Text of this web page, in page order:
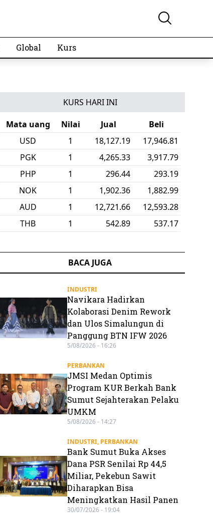
Global Kurs
KURS HARI INI
Mata uang
Nilai Jual
Beli
USD
1 18,127.19
17,946.81
PGK
1 4,265.33
3,917.79
PHP
1 296.44
293.19
NOK
1 1,902.36
1,882.99
AUD
1 12,721.66
12,593.28
THB
1 542.89 537.17
BACA JUGA
INDUSTRI
Navikara Hadirkan
Kolaborasi Denim Rework
dan Ulos Simalungun di
Panggung BTN IFW 2026
5/08/2026 - 16:26
PERBANKAN
JMSI Medan Optimis
Program KUR Berkah Bank
Sumut Sejahterakan Pelaku
UMKM
5/08/2026 - 14:27
INDUSTRI, PERBANKAN
Bank Sumut Buka Akses
Dana PSR Senilai Rp 44,5
Miliar, Pekebun Sawit
Diharapkan Bisa
Meningkatkan Hasil Panen
30/07/2026 - 19:04